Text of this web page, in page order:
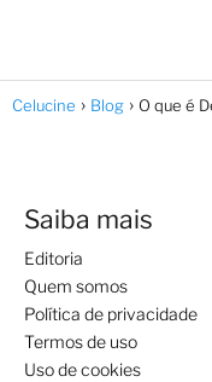
Celucine Blog O que é
Saiba mais
Editoria
Quem somos
Política de privacidade
Termos de uso
Uso de cookies